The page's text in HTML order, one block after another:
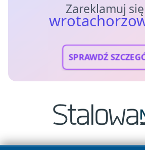
Zareklamuj
SPRAWDŹ